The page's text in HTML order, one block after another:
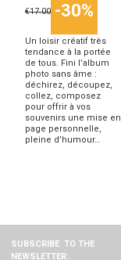
€17.00 -30%
Un loisir créatif très
tendance à la portée
de tous. Fini l’album
photo sans âme :
déchirez, découpez,
collez, composez
pour offrir à vos
souvenirs une mise en
page personnelle,
pleine d’humour…
SUBSCRIBE TO THE
NEWSLETTER: